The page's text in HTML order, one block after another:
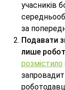
учасників
за
Подавати
лише
розмістило